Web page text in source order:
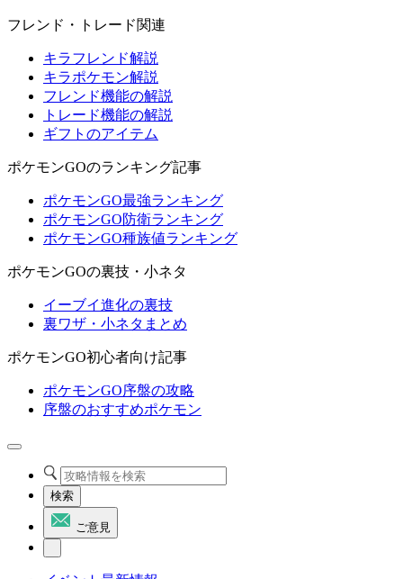
フレンド・トレード関連
キラフレンド解説
キラポケモン解説
フレンド機能の解説
トレード機能の解説
ギフトのアイテム
ポケモンGOのランキング記事
ポケモンGO最強ランキング
ポケモンGO防衛ランキング
ポケモンGO種族値ランキング
ポケモンGOの裏技・小ネタ
イーブイ進化の裏技
裏ワザ・小ネタまとめ
ポケモンGO初心者向け記事
ポケモンGO序盤の攻略
序盤のおすすめポケモン
検索
ご意見